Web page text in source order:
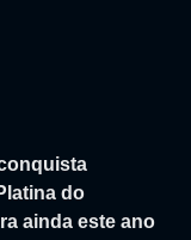
do
ainda este ano